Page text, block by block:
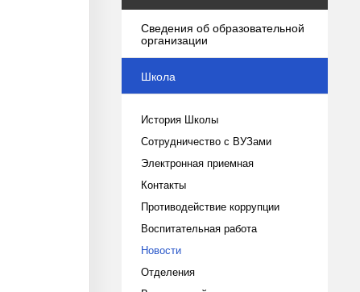
Сведения об образовательной
организации
Школа
История Школы
Сотрудничество с ВУЗами
Электронная приемная
Контакты
Противодействие коррупции
Воспитательная работа
Новости
Отделения